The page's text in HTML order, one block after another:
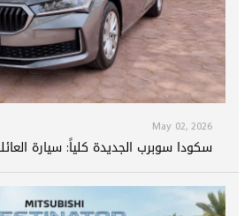
May 02, 2026
سكودا سوبرب الجديدة كلياً: سيارة